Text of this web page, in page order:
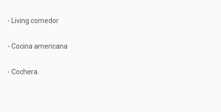
- Living comedor
- Cocina americana
- Cochera.